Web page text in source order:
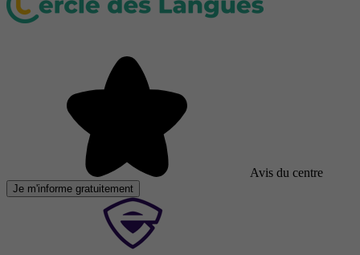
Avis du centre
Je m'informe gratuitement